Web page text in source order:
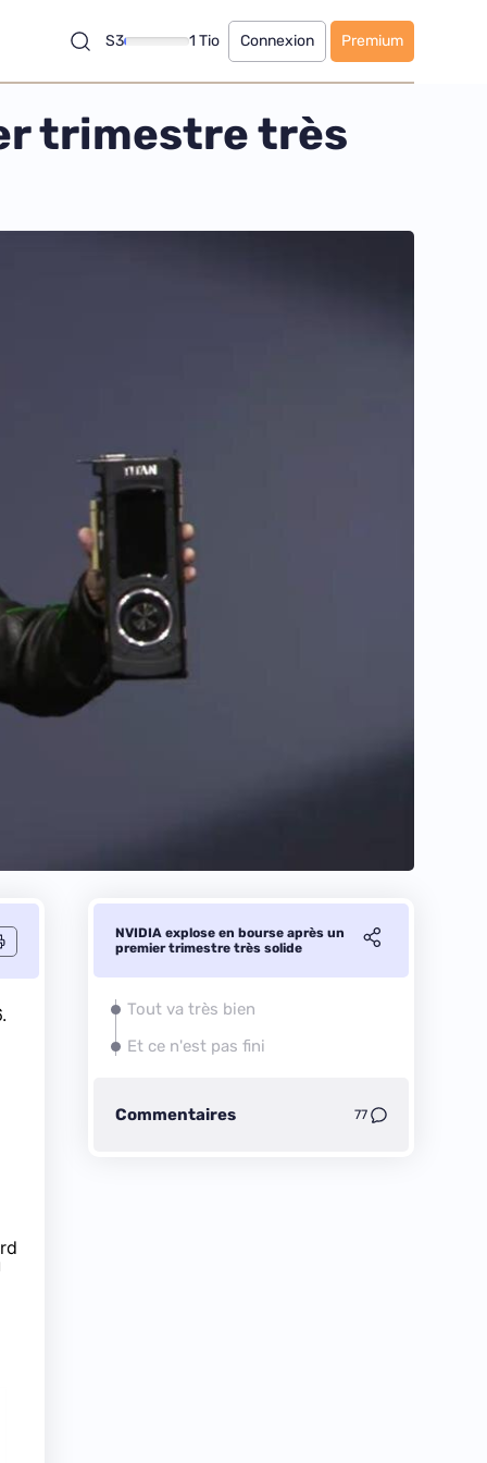
S3 1 Tio Connexion Premium
trimestre très
NVIDIA explose en bourse après un
premier trimestre très solide
Tout va très bien
Et ce n'est pas fini
Commentaires 77